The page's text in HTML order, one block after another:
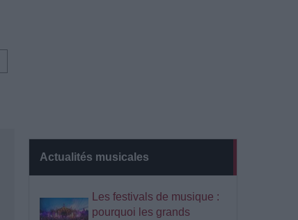
Actualités musicales
Les festivals de musique :
pourquoi les grands